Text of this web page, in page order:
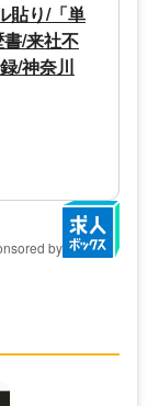
貼り/「単
/来社不
/神奈川
by